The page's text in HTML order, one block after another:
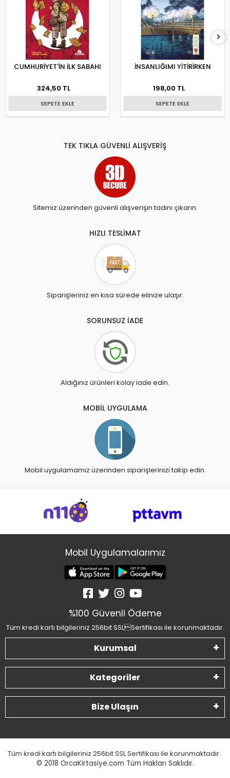
CUMHURİYET'İN İLK SABAHI
324,50 TL
SEPETE EKLE
İNSANLIĞIMI YİTİRİRKEN
198,00 TL
SEPETE EKLE
TEK TIKLA GÜVENLİ ALIŞVERİŞ
Sitemiz üzerinden güvenli alışverişin tadını çıkarın.
HIZLI TESLİMAT
Siparişleriniz en kısa sürede elinize ulaşır.
SORUNSUZ İADE
Aldığınız ürünleri kolay iade edin.
MOBİL UYGULAMA
Mobil uygulamamız üzerinden siparişlerinizi takip edin.
Mobil Uygulamalarımız
%100 Güvenli Ödeme
Tüm kredi kartı bilgileriniz 256bit SSLSertifikası ile korunmaktadır.
Kurumsal
Kategoriler
Bize Ulaşın
Tüm kredi kartı bilgileriniz 256bit SSL Sertifikası ile korunmaktadır.
© 2018 OrcaKirtasiye.com Tüm Hakları Saklıdır.